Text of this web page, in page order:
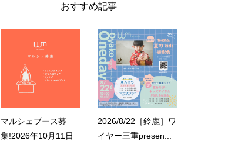
おすすめ記事
マルシェブース募
集!2026年10月11日
2026/8/22［鈴鹿］ワ
イヤー三重presen...